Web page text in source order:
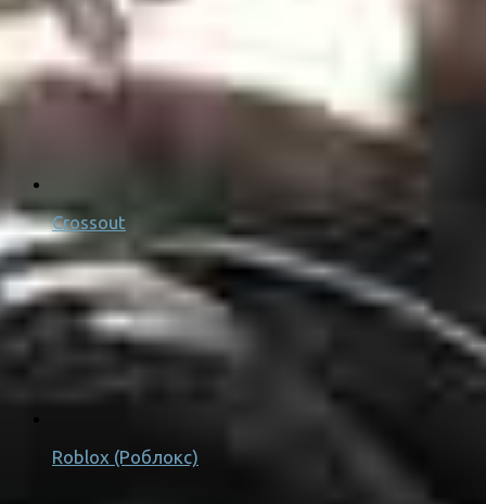
Crossout
Roblox (Роблокс)